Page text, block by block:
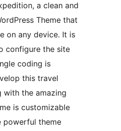
a clean and
Theme that
on any device. It is
configure the site
coding is
this travel
with the amazing
is customizable
powerful theme